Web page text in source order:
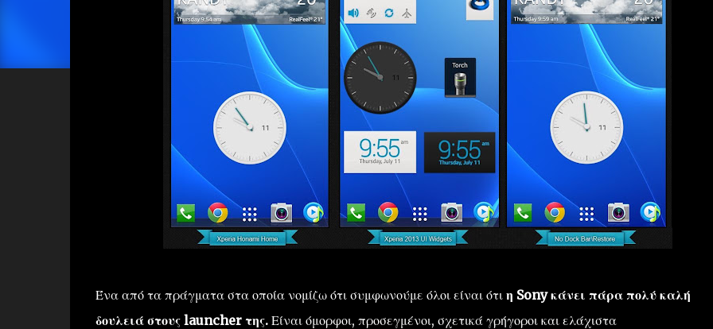
Ένα από τα πράγματα στα οποία νομίζω ότι συμφωνούμε όλοι είναι ότι η Sony κάνει πάρα πολύ καλή
δουλειά στους launcher της.Είναι όμορφοι, προσεγμένοι, σχετικά γρήγοροι και ελάχιστα